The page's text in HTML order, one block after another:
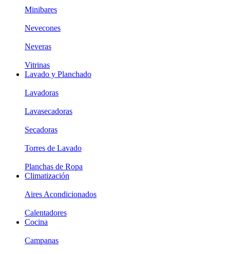
Minibares
Nevecones
Neveras
Vitrinas
Lavado y Planchado
Lavadoras
Lavasecadoras
Secadoras
Torres de Lavado
Planchas de Ropa
Climatización
Aires Acondicionados
Calentadores
Cocina
Campanas